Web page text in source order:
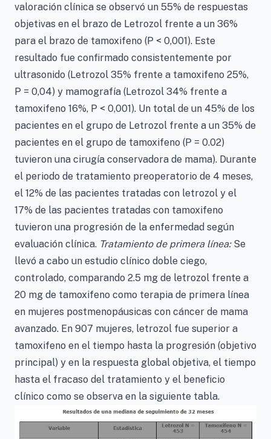
valoración clínica se observó un 55% de respuestas
objetivas en el brazo de Letrozol frente a un 36%
para el brazo de tamoxifeno (P < 0,001). Este
resultado fue confirmado consistentemente por
ultrasonido (Letrozol 35% frente a tamoxifeno 25%,
P = 0,04) y mamografía (Letrozol 34% frente a
tamoxifeno 16%, P < 0,001). Un total de un 45% de los
pacientes en el grupo de Letrozol frente a un 35% de
pacientes en el grupo de tamoxifeno (P = 0.02)
tuvieron una cirugía conservadora de mama). Durante
el periodo de tratamiento preoperatorio de 4 meses,
el 12% de las pacientes tratadas con letrozol y el
17% de las pacientes tratadas con tamoxifeno
tuvieron una progresión de la enfermedad según
evaluación clínica. Tratamiento de primera línea:Se
llevó a cabo un estudio clínico doble ciego,
controlado, comparando 2.5 mg de letrozol frente a
20 mg de tamoxifeno como terapia de primera línea
en mujeres postmenopáusicas con cáncer de mama
avanzado. En 907 mujeres, letrozol fue superior a
tamoxifeno en el tiempo hasta la progresión (objetivo
principal) y en la respuesta global objetiva, el tiempo
hasta el fracaso del tratamiento y el beneficio
clínico como se observa en la siguiente tabla.